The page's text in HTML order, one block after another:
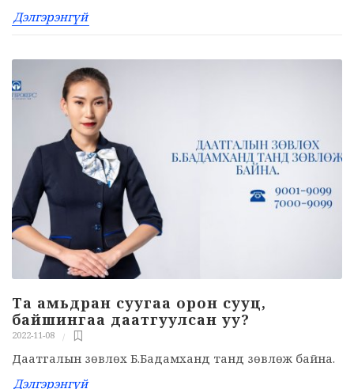
Дэлгэрэнгүй
Та амьдран суугаа орон сууц,
байшингаа даатгуулсан уу?
2022-11-08
Даатгалын зөвлөх Б.Бадамханд танд зөвлөж байна.
Дэлгэрэнгүй